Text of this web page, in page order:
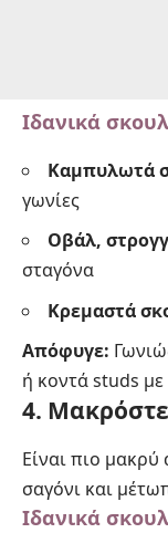
Ιδανικά
Καμπυλωτά
γωνίες
Οβάλ,
σταγόνα
Κρεμαστά
Απόφυγε:
ή κοντά studs
4.
Είναι πιο
σαγόνι και
Ιδανικά